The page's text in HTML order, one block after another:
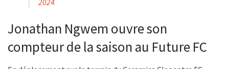
Jonathan Ngwem ouvre son
compteur de la saison au Future FC